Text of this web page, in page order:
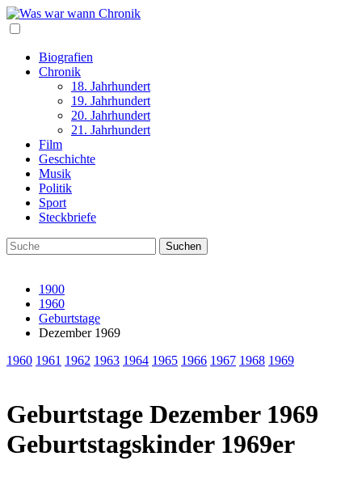
Biografien
Chronik
18. Jahrhundert
19. Jahrhundert
20. Jahrhundert
21. Jahrhundert
Film
Geschichte
Musik
Politik
Sport
Steckbriefe
1900
1960
Geburtstage
Dezember 1969
1960 1961 1962 1963 1964 1965 1966 1967 1968 1969
Geburtstage Dezember 1969
Geburtstagskinder 1969er